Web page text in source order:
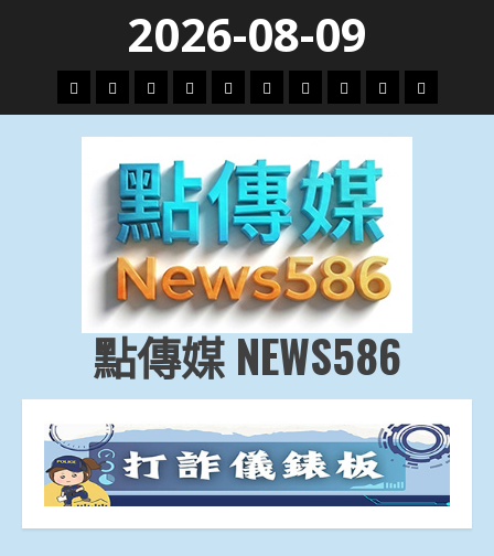
content
2026-08-09
頭
條
財
經
地
方.
會
文
教.
技
專
題
娛
樂
劇
政
治
國
際
運
動
生
活
點傳媒 NEWS586